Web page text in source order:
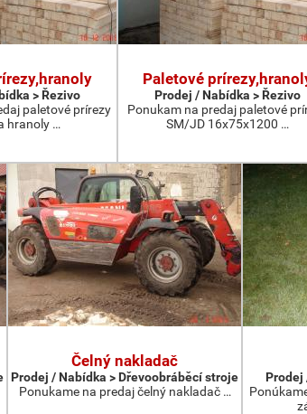
> Řezivo
paletové prírezy
hranoly …
Paletové
Prodej / Nabídka > Řezivo
Ponukam na predaj paletové
SM/JD 16x75x1200 …
Čelný nakladač
Prodej / Nabídka > Dřevoobráběcí stroje
Ponukame na predaj čelný nakladač …
Prodej